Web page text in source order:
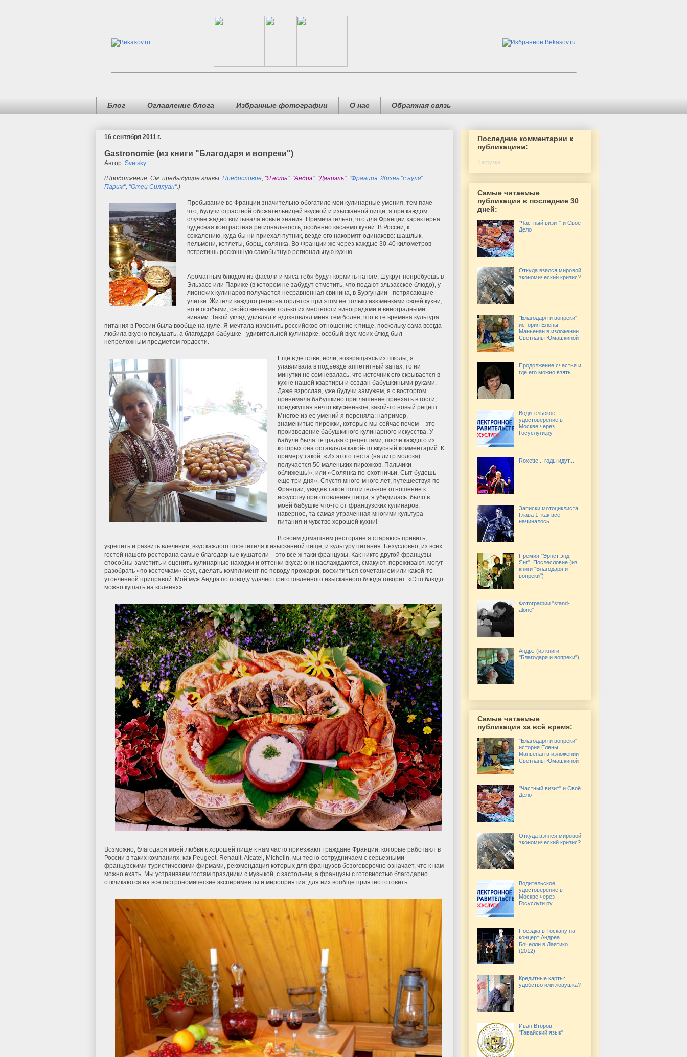
Блог Оглавление блога Избранные фотографии О нас Обратная связь
16 сентября 2011 г.
Gastronomie (из книги "Благодаря и вопреки")
Автор: Svetsky
(Продолжение. См. предыдущие главы: Предисловие; "Я есть"; "Андрэ"; "Даниэль"; "Франция. Жизнь "с нуля".
Париж", "Отец Силлуан".)
Пребывание во Франции значительно обогатило мои кулинарные умения, тем паче
что, будучи страстной обожательницей вкусной и изысканной пищи, я при каждом
случае жадно впитывала новые знания. Примечательно, что для Франции характерна
чудесная контрастная региональность, особенно касаемо кухни. В России, к
сожалению, куда бы ни приехал путник, везде его накормят одинаково: шашлык,
пельмени, котлеты, борщ, солянка. Во Франции же через каждые 30-40 километров
встретишь роскошную самобытную региональную кухню.
Ароматным блюдом из фасоли и мяса тебя будут кормить на юге, Шукрут попробуешь в
Эльзасе или Париже (в котором не забудут отметить, что подают эльзасское блюдо), у
лионских кулинаров получается несравненная свинина, в Бургундии - потрясающие
улитки. Жители каждого региона гордятся при этом не только изюминками своей кухни,
но и особыми, свойственными только их местности виноградами и виноградными
винами. Такой уклад удивлял и вдохновлял меня тем более, что в те времена культура
питания в России была вообще на нуле. Я мечтала изменить российское отношение к пище, поскольку сама всегда
любила вкусно покушать, а благодаря бабушке - удивительной кулинарке, особый вкус моих блюд был
непреложным предметом гордости.
Еще в детстве, если, возвращаясь из школы, я
улавливала в подъезде аппетитный запах, то ни
минутки не сомневалась, что источник его скрывается в
кухне нашей квартиры и создан бабушкиными руками.
Даже взрослая, уже будучи замужем, я с восторгом
принимала бабушкино приглашение приехать в гости,
предвкушая нечто вкусненькое, какой-то новый рецепт.
Многое из ее умений я переняла: например,
знаменитые пирожки, которые мы сейчас печем – это
произведение бабушкиного кулинарного искусства. У
бабули была тетрадка с рецептами, после каждого из
которых она оставляла какой-то вкусный комментарий. К
примеру такой: «Из этого теста (на литр молока)
получается 50 маленьких пирожков. Пальчики
оближешь!», или «Солянка по-охотничьи. Сыт будешь
еще три дня». Спустя много-много лет, путешествуя по
Франции, увидев такое почтительное отношение к
искусству приготовления пищи, я убедилась: было в
моей бабушке что-то от французских кулинаров,
наверное, та самая утраченная многими культура
питания и чувство хорошей кухни!
В своем домашнем ресторане я стараюсь привить,
укрепить и развить влечение, вкус каждого посетителя к изысканной пище, и культуру питания. Безусловно, из всех
гостей нашего ресторана самые благодарные кушатели – это все ж таки французы. Как никто другой французы
способны заметить и оценить кулинарные находки и оттенки вкуса: они наслаждаются, смакуют, переживают, могут
разобрать «по косточкам» соус, сделать комплимент по поводу прожарки, восхититься сочетанием или какой-то
утонченной приправой. Мой муж Андрэ по поводу удачно приготовленного изысканного блюда говорит: «Это блюдо
можно кушать на коленях».
Возможно, благодаря моей любви к хорошей пище к нам часто приезжают граждане Франции, которые работают в
России в таких компаниях, как Peugeot, Renault, Alcatel, Michelin, мы тесно сотрудничаем с серьезными
французскими туристическими фирмами, рекомендация которых для французов безоговорочно означает, что к нам
можно ехать. Мы устраиваем гостям праздники с музыкой, с застольем, а французы с готовностью благодарно
откликаются на все гастрономические эксперименты и мероприятия, для них вообще приятно готовить.
Последние комментарии к
публикациям:
Загрузка...
Самые читаемые
публикации в последние 30
дней:
"Частный визит" и Своё
Дело
Откуда взялся мировой
экономический кризис?
"Благодаря и вопреки" -
история Елены
Маньенан в изложении
Светланы Юмашкиной
Продолжение счастья и
где его можно взять
Водительское
удостоверение в
Москве через
Госуслуги.ру
Roxette... годы идут...
Записки мотоциклиста.
Глава 1: как все
начиналось
Премия "Эрнст энд
Янг". Послесловие (из
книги "Благодаря и
вопреки")
Фотографии "stand-
alone"
Андрэ (из книги
"Благодаря и вопреки")
Самые читаемые
публикации за всё время:
"Благодаря и вопреки" -
история Елены
Маньенан в изложении
Светланы Юмашкиной
"Частный визит" и Своё
Дело
Откуда взялся мировой
экономический кризис?
Водительское
удостоверение в
Москве через
Госуслуги.ру
Поездка в Тоскану на
концерт Андреа
Бочелли в Лаятико
(2012)
Кредитные карты:
удобство или ловушка?
Иван Второв,
"Гавайский язык"